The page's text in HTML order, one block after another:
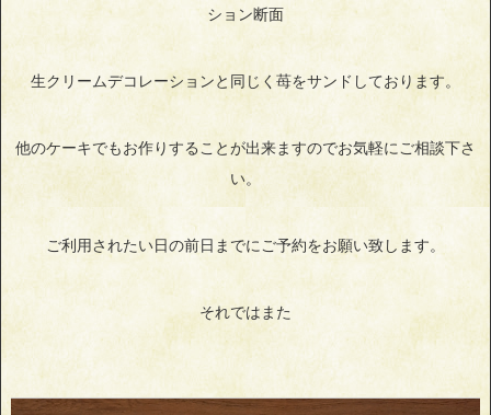
ション断面
生クリームデコレーションと同じく苺をサンドしております。
他のケーキでもお作りすることが出来ますのでお気軽にご相談下さ
い。
ご利用されたい日の前日までにご予約をお願い致します。
それではまた